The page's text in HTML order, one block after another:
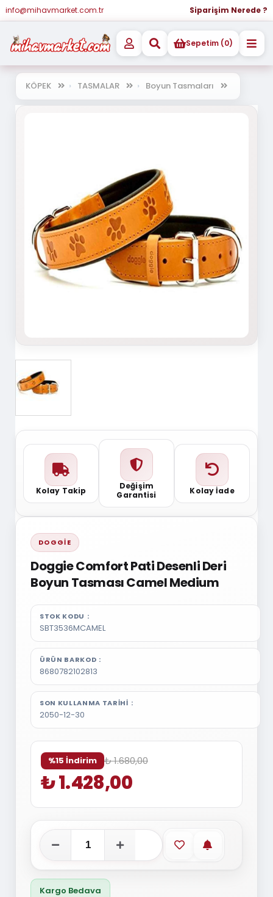
info@mihavmarket.com.tr Siparişim Nerede ?
Sepetim (0)
KÖPEK TASMALAR Boyun Tasmaları
Kolay Takip
Değişim
Garantisi
Kolay İade
DOGGIE
Doggie Comfort Pati Desenli Deri
Boyun Tasması Camel Medium
STOK KODU
SBT3536MCAMEL
ÜRÜN BARKOD
8680782102813
SON KULLANMA TARIHI
2050-12-30
%15 İndirim ₺ 1.680,00
₺ 1.428,00
Favorilere ekle
Stoğa
Kargo Bedava